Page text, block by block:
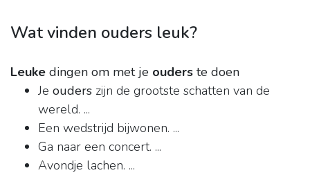
Wat vinden ouders leuk?
Leuke dingen om met je ouders te doen
Je ouders zijn de grootste schatten van de
wereld. ...
Een wedstrijd bijwonen. ...
Ga naar een concert. ...
Avondje lachen. ...